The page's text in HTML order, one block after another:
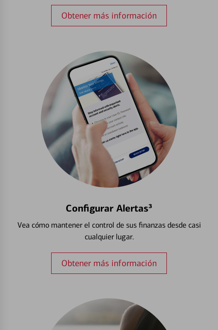
Obtener más información
Configurar Alertas³
Vea cómo mantener el control de sus finanzas desde casi
cualquier lugar.
Obtener más información